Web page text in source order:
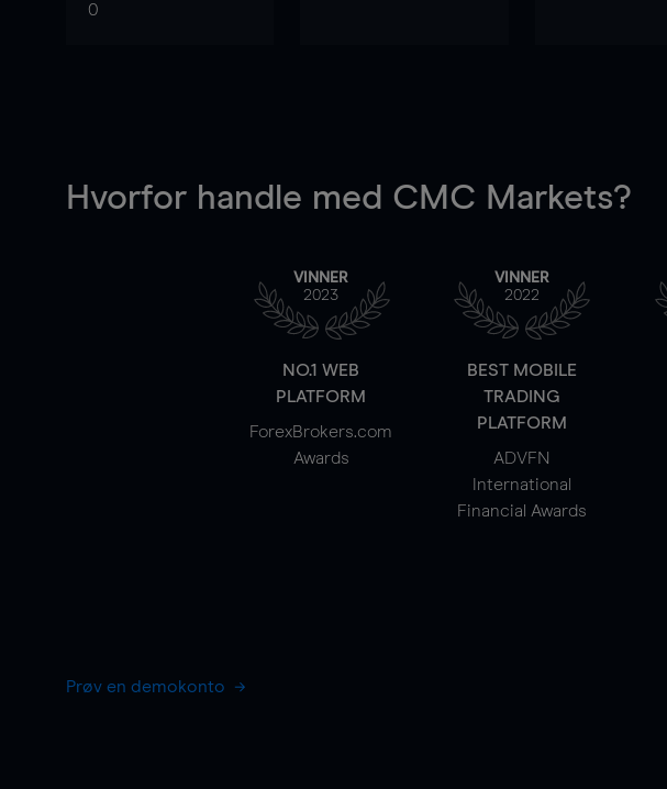
0
Hvorfor handle med CMC Markets?
VINNER
2023
NO.1 WEB
PLATFORM
ForexBrokers.com
Awards
VINNER
2022
BEST MOBILE
TRADING
PLATFORM
ADVFN
International
Financial Awards
Prøv en demokonto